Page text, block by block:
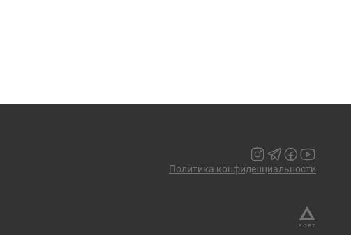
Политика конфиденциальности